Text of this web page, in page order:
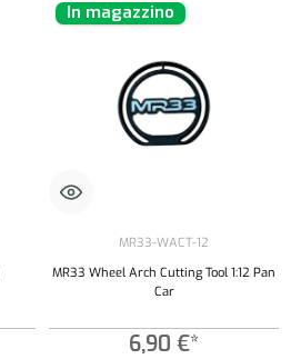
In magazzino
MR33-WACT-12
MR33 Wheel Arch Cutting Tool 1:12 Pan
Car
6,90 €*